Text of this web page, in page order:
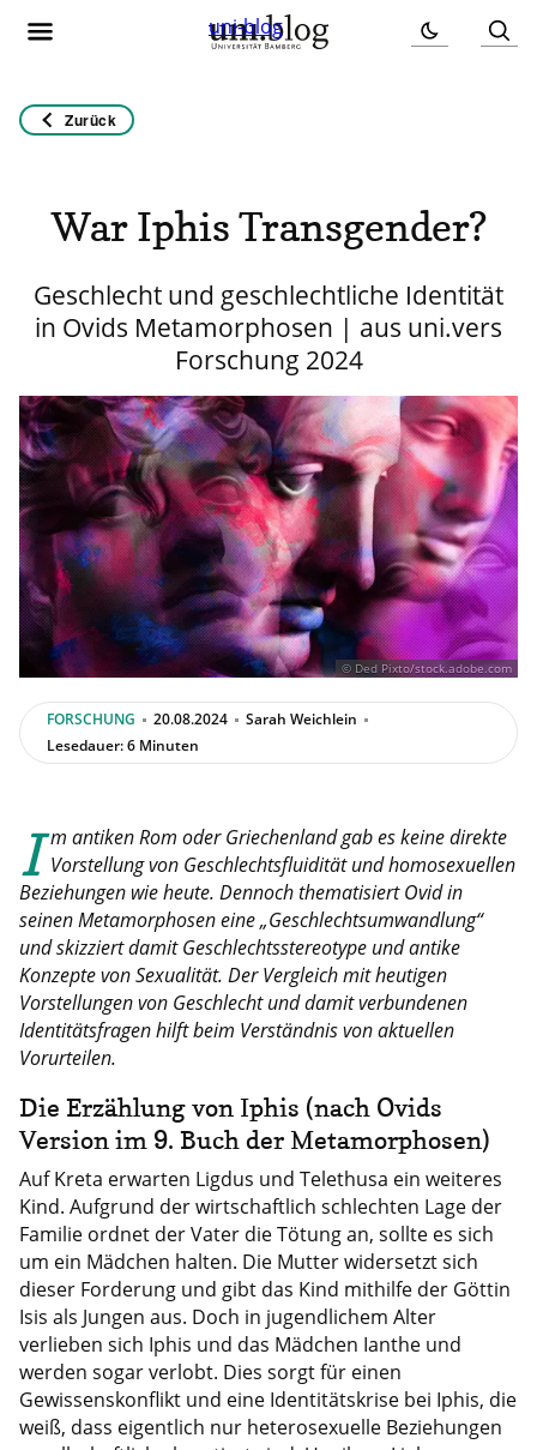
uni-blog
Zurück
War Iphis Transgender?
Geschlecht und geschlechtliche Identität
in Ovids Metamorphosen | aus uni.vers
Forschung 2024
© Ded Pixto/stock.adobe.com
FORSCHUNG 20.08.2024
Sarah Weichlein
Lesedauer: 6 Minuten
I m antiken Rom oder Griechenland gab es keine direkte
Vorstellung von Geschlechtsfluidität und homosexuellen
Beziehungen wie heute. Dennoch thematisiert Ovid in
seinen Metamorphosen eine „Geschlechtsumwandlung“
und skizziert damit Geschlechtsstereotype und antike
Konzepte von Sexualität. Der Vergleich mit heutigen
Vorstellungen von Geschlecht und damit verbundenen
Identitätsfragen hilft beim Verständnis von aktuellen
Vorurteilen.
Die Erzählung von Iphis (nach Ovids
Version im 9. Buch der Metamorphosen)
Auf Kreta erwarten Ligdus und Telethusa ein weiteres
Kind. Aufgrund der wirtschaftlich schlechten Lage der
Familie ordnet der Vater die Tötung an, sollte es sich
um ein Mädchen halten. Die Mutter widersetzt sich
dieser Forderung und gibt das Kind mithilfe der Göttin
Isis als Jungen aus. Doch in jugendlichem Alter
verlieben sich Iphis und das Mädchen Ianthe und
werden sogar verlobt. Dies sorgt für einen
Gewissenskonflikt und eine Identitätskrise bei Iphis, die
weiß, dass eigentlich nur heterosexuelle Beziehungen